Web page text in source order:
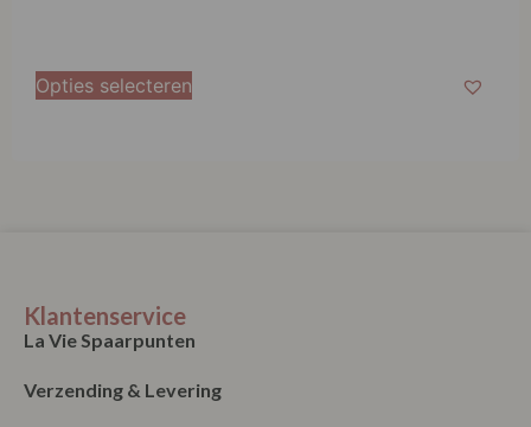
Opties selecteren
Klantenservice
La Vie Spaarpunten
Verzending & Levering